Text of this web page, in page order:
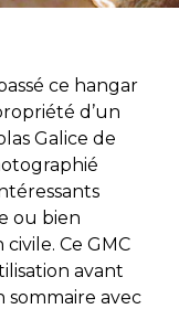
ce hangar
d’un
Galice de
ou bien
Ce GMC
avant
sommaire avec